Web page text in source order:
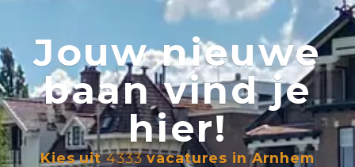
Jouw nieuwe
baan vind je
hier!
Kies uit4333vacatures in Arnhem